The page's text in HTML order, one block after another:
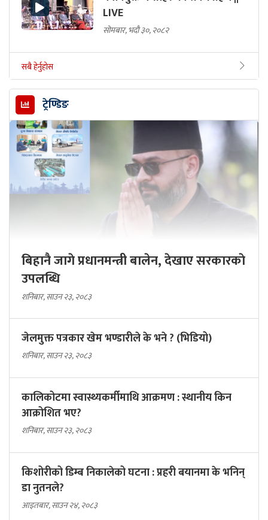
LIVE
सोमबार, भदौ ३०, २०८२
सबै हेर्नुहोस
ट्रेण्डिङ
बिहानै जागे प्रधानमन्त्री बालेन, देखाए सरकारकाे
उपलब्धि
शनिबार, साउन २३, २०८३
जेलमुक्त पत्रकार खेम भण्डारीले के भने ? (भिडियो)
शनिबार, साउन २३, २०८३
कालिकोटमा स्वास्थ्यकर्मीमाथि आक्रमण : स्थानीय किन
आक्रोशित भए?
शनिबार, साउन २३, २०८३
किशोरीको डिम्ब निकालेको घटना : प्रहरी बयानमा के भनिन्
डा नुतनले?
आइतबार, साउन २४, २०८३